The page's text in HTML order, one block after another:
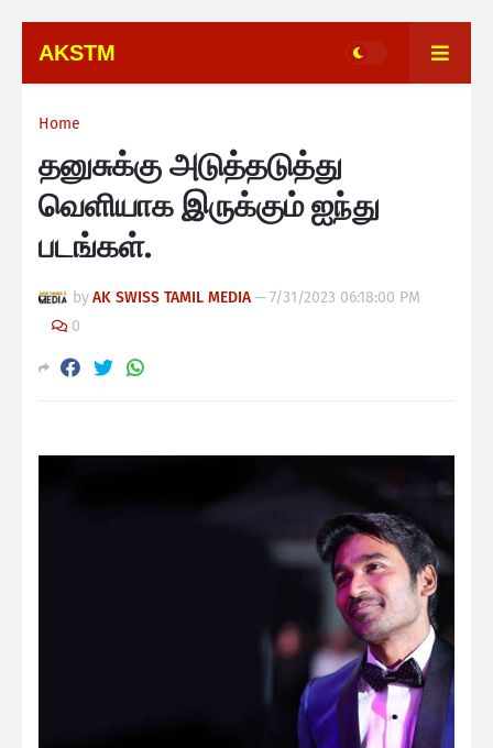
AKSTM
Home
தனுசுக்கு அடுத்தடுத்து
வெளியாக இருக்கும் ஐந்து
படங்கள்.
byAK SWISS TAMIL MEDIA—7/31/2023 06:18:00 PM
0